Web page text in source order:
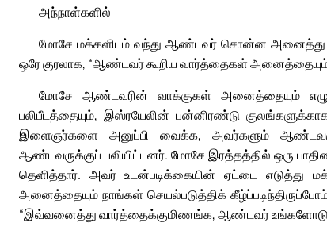
அந்நாள்களில்
மோசே மக்களிடம் வந்து ஆண்டவர் சொன்ன அனைத்து
ஒரே குரலாக, “ஆண்டவர் கூறிய வார்த்தைகள்
மோசே ஆண்டவரின் வாக்குகள் அனைத்தையும்
பலிபீடத்தையும், இஸ்ரயேலின் பன்னிரண்டு
இளைஞர்களை அனுப்பி வைக்க, அவர்களும்
ஆண்டவருக்குப் பலியிட்டனர். மோசே இரத்தத்தில் ஒரு
தெளித்தார். அவர் உடன்படிக்கையின் ஏட்டை எடுத்து
அனைத்தையும் நாங்கள் செயல்படுத்திக்
“இவ்வனைத்து வார்த்தைக்குமிணங்க, ஆண்டவர்